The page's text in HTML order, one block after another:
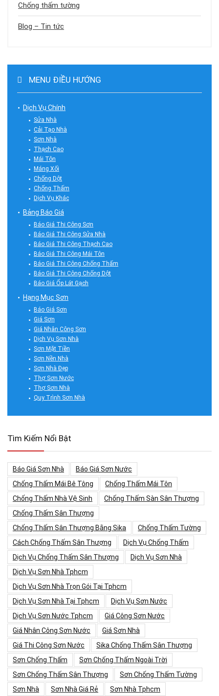
Chống thấm tường
Blog – Tin tức
MENU ĐIỀU HƯỚNG
Dịch Vụ Chính
Sửa Nhà
Cải Tạo Nhà
Sơn Nhà
Thạch Cao
Mái Tôn
Máng Xối
Chống Dột
Chống Thấm
Dịch Vụ Khác
Bảng Báo Giá
Báo Giá Thi Công Sơn
Báo Giá Thi Công Sửa Nhà
Báo Giá Thi Công Thạch Cao
Báo Giá Thi Công Mái Tôn
Báo Giá Thi Công Chống Thấm
Báo Giá Thi Công Chống Dột
Báo Giá Ốp Lát Gạch
Hạng Mục Sơn
Báo Giá Sơn
Giá Sơn
Giá Nhân Công Sơn
Dịch Vụ Sơn Nhà
Sơn Mặt Tiền
Sơn Nền Nhà
Sơn Nhà Đẹp
Thợ Sơn Nước
Thợ Sơn Nhà
Quy Trình Sơn Nhà
Tìm Kiếm Nổi Bật
Báo Giá Sơn Nhà
Báo Giá Sơn Nước
Chống Thấm Mái Bê Tông
Chống Thấm Mái Tôn
Chống Thấm Nhà Vệ Sinh
Chống Thấm Sàn Sân Thượng
Chống Thấm Sân Thượng
Chống Thấm Sân Thượng Bằng Sika
Chống Thấm Tường
Cách Chống Thấm Sân Thượng
Dịch Vụ Chống Thấm
Dịch Vụ Chống Thấm Sân Thượng
Dịch Vụ Sơn Nhà
Dịch Vụ Sơn Nhà Tphcm
Dịch Vụ Sơn Nhà Trọn Gói Tại Tphcm
Dịch Vụ Sơn Nhà Tại Tphcm
Dịch Vụ Sơn Nước
Dịch Vụ Sơn Nước Tphcm
Giá Công Sơn Nước
Giá Nhân Công Sơn Nước
Giá Sơn Nhà
Giá Thi Công Sơn Nước
Sika Chống Thấm Sân Thượng
Sơn Chống Thấm
Sơn Chống Thấm Ngoài Trời
Sơn Chống Thấm Sân Thượng
Sơn Chống Thấm Tường
Sơn Nhà
Sơn Nhà Giá Rẻ Sơn Nhà Tphcm